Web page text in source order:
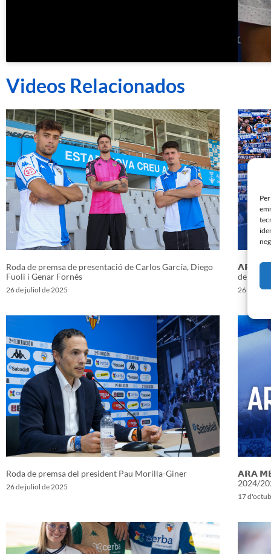
Videos Relacionados
Roda de premsa de presentació de Carlos García, Diego
Fuoli i Genar Fornés
26 de juliol de 2025
𝗔𝗥𝗔
de socis
26 de
Roda de premsa del president Pau Morilla-Giner
26 de juliol de 2025
𝗔𝗥𝗔
2024/
17